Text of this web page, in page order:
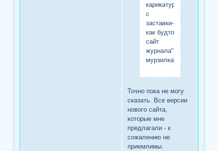
карикатуры
с
заставки-
как будто
сайт
журнала"
мурзилка"
Точно пока не могу
сказать. Все версии
нового сайта,
которые мне
предлагали - к
сожалению не
приемлимы.